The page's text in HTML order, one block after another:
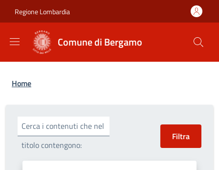
Regione Lombardia
Comune di Bergamo
Briciole di pane
Home
Cerca i contenuti che nel
titolo contengono: